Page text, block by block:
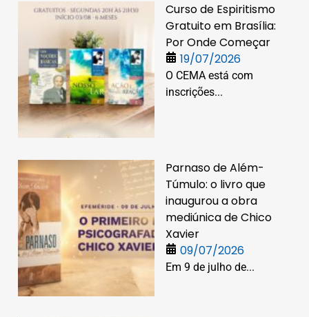
Curso de Espiritismo
Gratuito em Brasília:
Por Onde Começar
19/07/2026
O CEMA está com
inscrições...
Parnaso de Além-
Túmulo: o livro que
inaugurou a obra
mediúnica de Chico
Xavier
09/07/2026
Em 9 de julho de...